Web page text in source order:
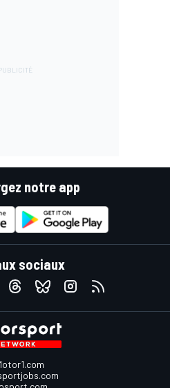
notre app
sociaux